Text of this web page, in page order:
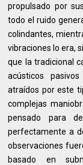
propulsado por
todo el ruido
colindantes,
vibraciones lo era,
que la tradicional
acústicos
atraídos por este
complejas
pensado para
perfectamente a
observaciones
basado en